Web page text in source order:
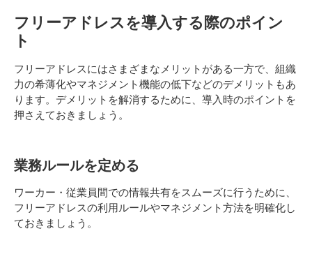
フリーアドレスを導入する際のポイン
ト
フリーアドレスにはさまざまなメリットがある一方で、組織
力の希薄化やマネジメント機能の低下などのデメリットもあ
ります。デメリットを解消するために、導入時のポイントを
押さえておきましょう。
業務ルールを定める
ワーカー・従業員間での情報共有をスムーズに行うために、
フリーアドレスの利用ルールやマネジメント方法を明確化し
ておきましょう。